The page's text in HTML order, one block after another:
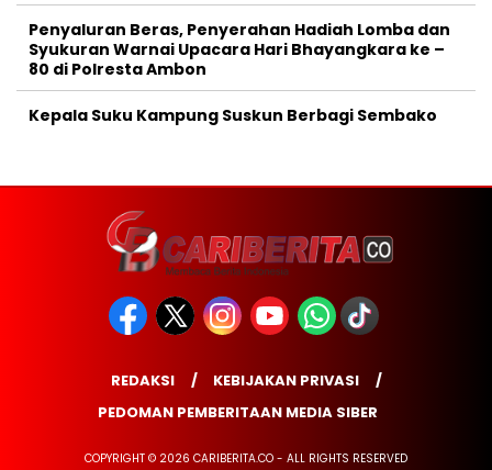
Penyaluran Beras, Penyerahan Hadiah Lomba dan
Syukuran Warnai Upacara Hari Bhayangkara ke –
80 di Polresta Ambon
Kepala Suku Kampung Suskun Berbagi Sembako
REDAKSI
KEBIJAKAN PRIVASI
PEDOMAN PEMBERITAAN MEDIA SIBER
COPYRIGHT © 2026 CARIBERITA.CO - ALL RIGHTS RESERVED